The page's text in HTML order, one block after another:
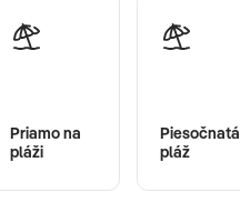
Priamo na
pláži
Piesočnatá
pláž